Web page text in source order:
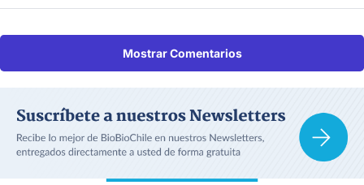
Mostrar Comentarios